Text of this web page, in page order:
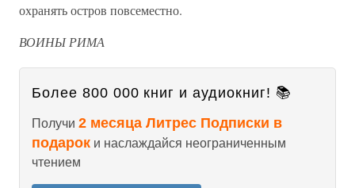
охранять остров повсеместно.
ВОИНЫ РИМА
Более 800 000 книг и аудиокниг! 📚
Получи 2 месяца Литрес Подписки в
подарок и наслаждайся неограниченным
чтением